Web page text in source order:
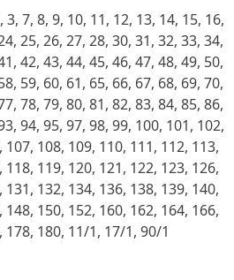
3, 7, 8, 9, 10, 11, 12, 13, 14, 15, 16,
25, 26, 27, 28, 30, 31, 32, 33, 34,
42, 43, 44, 45, 46, 47, 48, 49, 50,
59, 60, 61, 65, 66, 67, 68, 69, 70,
78, 79, 80, 81, 82, 83, 84, 85, 86,
94, 95, 97, 98, 99, 100, 101, 102,
107, 108, 109, 110, 111, 112, 113,
118, 119, 120, 121, 122, 123, 126,
131, 132, 134, 136, 138, 139, 140,
148, 150, 152, 160, 162, 164, 166,
178, 180, 11/1, 17/1, 90/1